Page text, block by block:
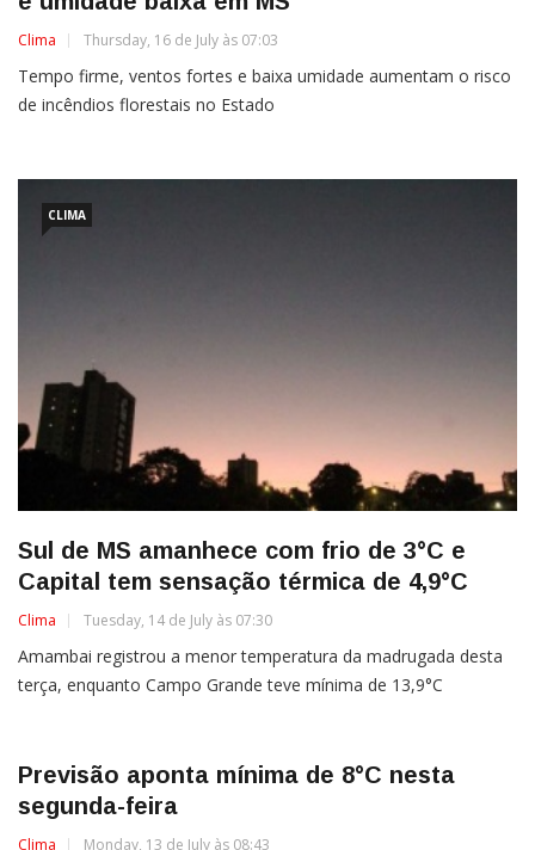
Clima Thursday, 16 de July às 07:03
Tempo firme, ventos fortes e baixa umidade aumentam o risco
de incêndios florestais no Estado
CLIMA
Sul de MS amanhece com frio de 3°C e
Capital tem sensação térmica de 4,9°C
Clima Tuesday, 14 de July às 07:30
Amambai registrou a menor temperatura da madrugada desta
terça, enquanto Campo Grande teve mínima de 13,9°C
Previsão aponta mínima de 8°C nesta
segunda-feira
Clima Monday, 13 de July às 08:43